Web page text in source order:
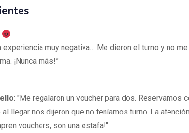
experiencia muy negativa… Me dieron el turno y no
¡Nunca más!”
: "Me regalaron un voucher para dos. Reservamos
llegar nos dijeron que no teníamos turno. La
vouchers, son una estafa!"